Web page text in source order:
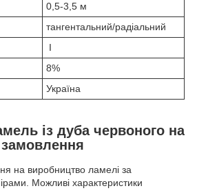
0,5-3,5 м
тангентальний/радіальний
I
8%
Україна
із дуба червоного на
замовлення
на виробництво ламелі за
Можливі характеристики